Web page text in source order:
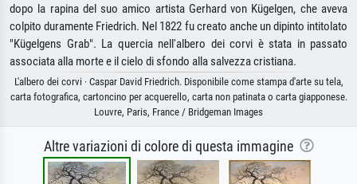
dopo la rapina del suo amico artista Gerhard von Kügelgen, che aveva
colpito duramente Friedrich. Nel 1822 fu creato anche un dipinto intitolato
"Kügelgens Grab". La quercia nell'albero dei corvi è stata in passato
associata alla morte e il cielo di sfondo alla salvezza cristiana.
L'albero dei corvi · Caspar David Friedrich. Disponibile come stampa d'arte su tela,
carta fotografica, cartoncino per acquerello, carta non patinata o carta giapponese.
Louvre, Paris, France / Bridgeman Images
Altre variazioni di colore di questa immagine